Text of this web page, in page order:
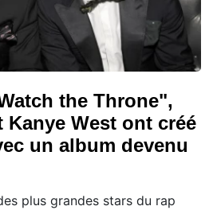
the Throne",
Kanye West ont créé
un album devenu
plus grandes stars du rap